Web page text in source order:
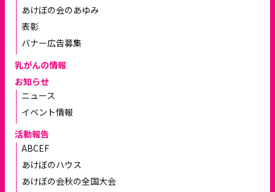
あけぼの会のあゆみ
表彰
バナー広告募集
乳がんの情報
お知らせ
ニュース
イベント情報
活動報告
ABCEF
あけぼのハウス
あけぼの会秋の全国大会